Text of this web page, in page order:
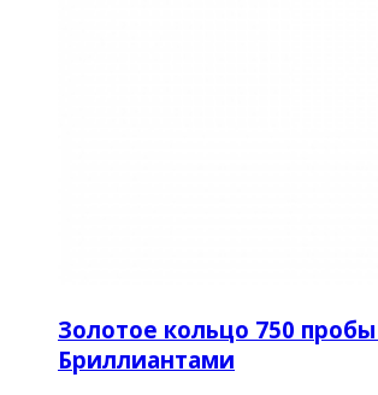
Золотое кольцо 750 пробы
Бриллиантами